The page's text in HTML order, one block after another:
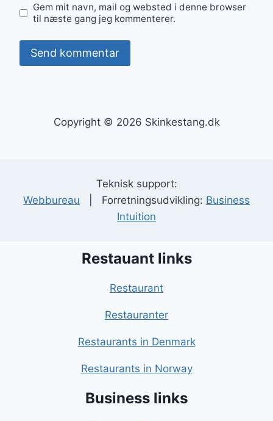
Gem mit navn, mail og websted i denne browser
til næste gang jeg kommenterer.
Copyright © 2026 Skinkestang.dk
Teknisk support:
Webbureau | Forretningsudvikling: Business
Intuition
Restauant links
Restaurant
Restauranter
Restaurants in Denmark
Restaurants in Norway
Business links